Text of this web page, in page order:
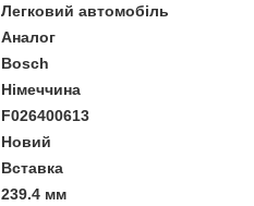
Легковий автомобіль
Аналог
Bosch
Німеччина
F026400613
Новий
Вставка
239.4 мм